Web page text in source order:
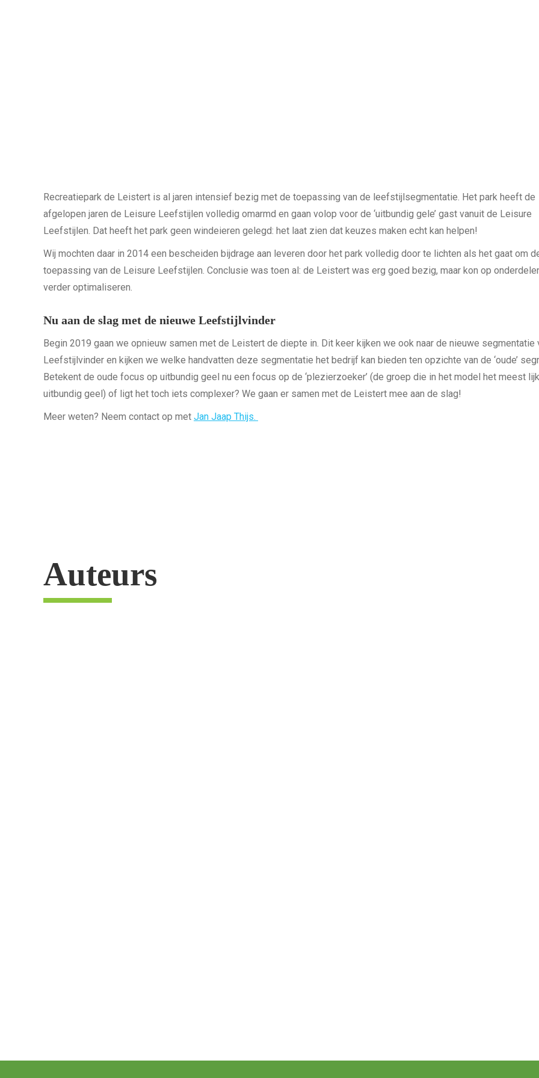
Recreatiepark de Leistert is al jaren intensief bezig met de toepassing van de leefstijlsegmentatie. Het park heeft de
afgelopen jaren de Leisure Leefstijlen volledig omarmd en gaan volop voor de ‘uitbundig gele’ gast vanuit de Leisure
Leefstijlen. Dat heeft het park geen windeieren gelegd: het laat zien dat keuzes maken echt kan helpen!
Wij mochten daar in 2014 een bescheiden bijdrage aan leveren door het park volledig door te lichten als het gaat om
toepassing van de Leisure Leefstijlen. Conclusie was toen al: de Leistert was erg goed bezig, maar kon op
verder optimaliseren.
Nu aan de slag met de nieuwe Leefstijlvinder
Begin 2019 gaan we opnieuw samen met de Leistert de diepte in. Dit keer kijken we ook naar de nieuwe segmentatie
Leefstijlvinder en kijken we welke handvatten deze segmentatie het bedrijf kan bieden ten opzichte van de ‘oude’
Betekent de oude focus op uitbundig geel nu een focus op de ‘plezierzoeker’ (de groep die in het model het meest
uitbundig geel) of ligt het toch iets complexer? We gaan er samen met de Leistert mee aan de slag!
Meer weten? Neem contact op met Jan Jaap Thijs.
Auteurs